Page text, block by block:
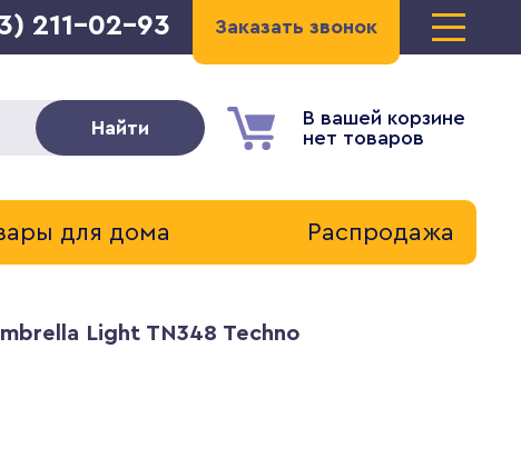
Заказать звонок
211-02-93
В вашей корзине
нет товаров
Найти
для дома Распродажа
Light TN348 Techno